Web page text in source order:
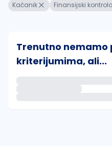
Kačanik Finansijski
Trenutno nemamo
kriterijumima, ali...